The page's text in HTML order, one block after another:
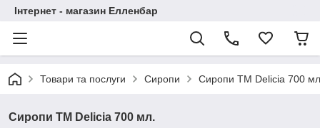
Інтернет - магазин Елленбар
Товари та послуги Сиропи Сиропи TM Delicia 700
Сиропи TM Delicia 700 мл.